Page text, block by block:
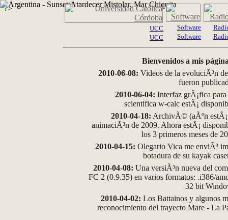
?>
UCC
UCC
Software
Software
Bienvenidos a mis
2010-06-08: Videos de la evoluciÃ³n
fueron
2010-06-04: Interfaz grÃ¡fica
scientifica w-calc estÃ¡
2010-04-18: ArchivÃ© (aÃºn
animaciÃ³n de 2009. Ahora estÃ¡
los 3 primeros meses de
2010-04-15: Olegario Vica me enviÃ³
botadura de su kayak
2010-04-08: Una versiÃ³n nueva del
FC 2 (0.9.35) en varios formatos: .i386/
32 bit
2010-04-02: Los Battainos y algunos
reconocimiento del trayecto Mare - La